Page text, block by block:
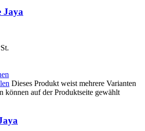
Jaya
Dieses Produkt weist mehrere Varianten
können auf der Produktseite gewählt